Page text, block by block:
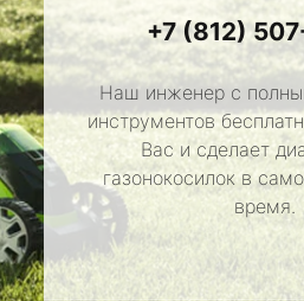
+7 (812)
Наш инженер с
инструментов
Вас и сделает
газонокосилок в
время.